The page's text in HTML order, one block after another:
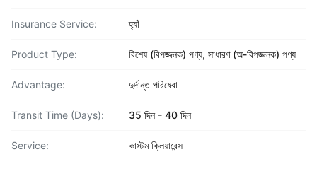
Insurance Service: হ্যাঁ
Product Type: বিশেষ (বিপজ্জনক) পণ্য, সাধারণ (অ-বিপজ্জনক) পণ্য
Advantage: দুর্দান্ত পরিষেবা
Transit Time (Days): 35 দিন - 40 দিন
Service: কাস্টম ক্লিয়ারেন্স